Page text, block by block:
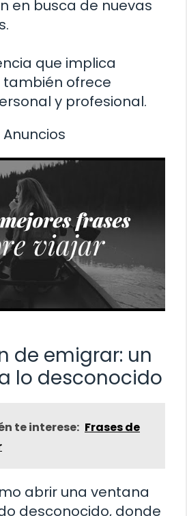
en busca de nuevas
que implica
ofrece
y profesional.
Anuncios
de emigrar: un
lo desconocido
te interese: Frases de
abrir una ventana
desconocido, donde